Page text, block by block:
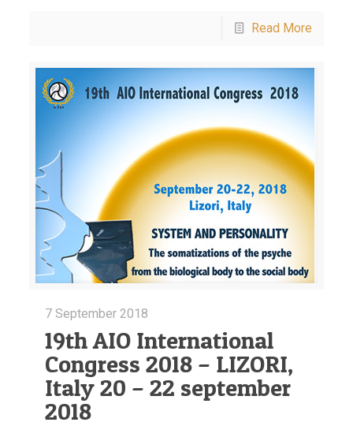
Read More
7 September 2018
19th AIO International
Congress 2018 – LIZORI,
Italy 20 – 22 september
2018